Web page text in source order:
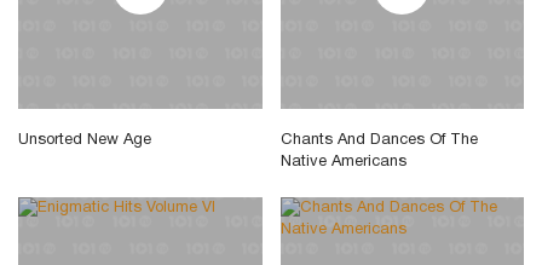
Unsorted New Age
Chants And Dances Of The
Native Americans